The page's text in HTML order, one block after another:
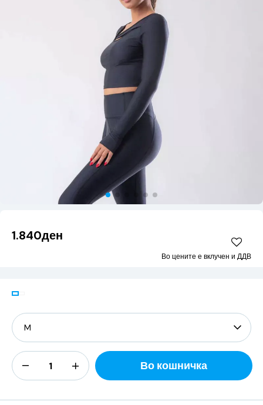
1.840ден
Во цените е вклучен и ДДВ
Во кошничка